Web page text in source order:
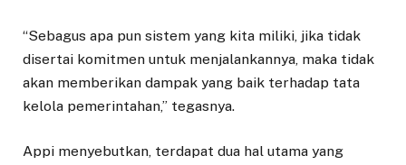
“Sebagus apa pun sistem yang kita miliki, jika tidak
disertai komitmen untuk menjalankannya, maka tidak
akan memberikan dampak yang baik terhadap tata
kelola pemerintahan,” tegasnya.
Appi menyebutkan, terdapat dua hal utama yang